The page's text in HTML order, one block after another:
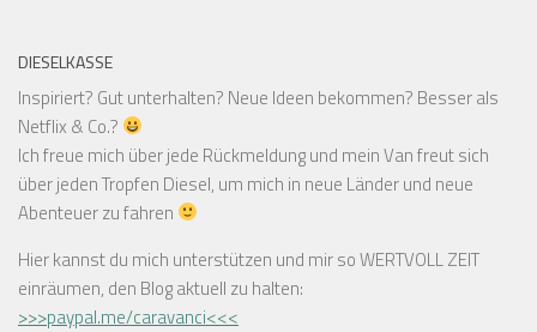
DIESELKASSE
Inspiriert? Gut unterhalten? Neue Ideen bekommen? Besser als
Netflix & Co.?
Ich freue mich über jede Rückmeldung und mein Van freut sich
über jeden Tropfen Diesel, um mich in neue Länder und neue
Abenteuer zu fahren
Hier kannst du mich unterstützen und mir so WERTVOLL ZEIT
einräumen, den Blog aktuell zu halten:
>>>paypal.me/caravanci<<<